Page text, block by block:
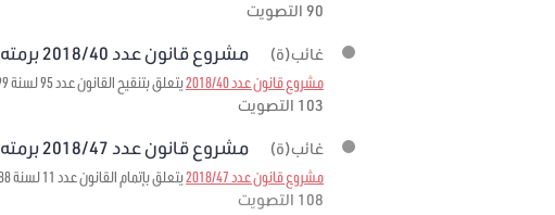
90 التصويت
غائب(ة) مشروع قانون عدد 2018/40 برمته
مشروع قانون عدد 2018/40
يتعلق بتنقيح القانون عدد 95 لسنة 1999 مؤرخ في 6 ديسمبر 1999 المتعلق بإحداث صندوق ضمان تمويل الصادرات لمرحلة ما قبل الشحن
103 التصويت
غائب(ة) مشروع قانون عدد 2018/47 برمته
مشروع قانون عدد 2018/47
يتعلق بإتمام القانون عدد 11 لسنة 1988 المؤرخ في 25 فيفري 1988 المتعلق بإحداث وكالة إحياء التراث والتنمية الثقافية
108 التصويت